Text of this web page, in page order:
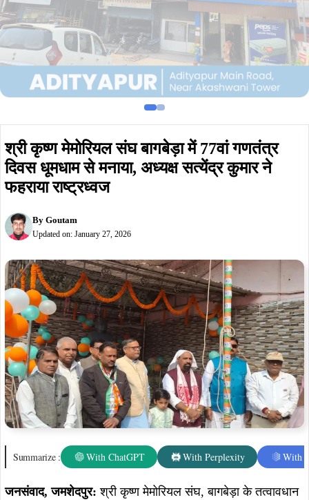
श्री कृष्ण मेमोरियल संघ बागबेड़ा में 77वां गणतंत्र
दिवस धूमधाम से मनाया, अध्यक्ष सत्येंद्र कुमार ने
फहराया राष्ट्रध्वज
By Goutam
Updated on: January 27, 2026
Summarize : With ChatGPT With Perplexity With
जनसंवाद, जमशेदपुर: श्री कृष्ण मेमोरियल संघ, बागबेड़ा के तत्वावधान